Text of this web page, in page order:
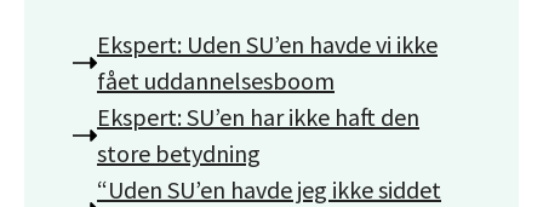
Ekspert: Uden SU’en havde vi ikke
fået uddannelsesboom
Ekspert: SU’en har ikke haft den
store betydning
“Uden SU’en havde jeg ikke siddet